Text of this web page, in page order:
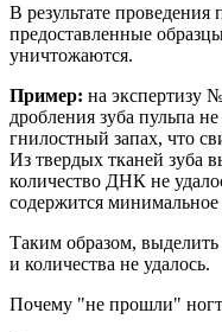
В результате
предоставленные
уничтожаются.
Пример: на экспертизу
дробления зуба пульпа
гнилостный запах, что
Из твердых тканей зуба
количество ДНК не
содержится
Таким образом, выделить
и количества не удалось.
Почему "не прошли"